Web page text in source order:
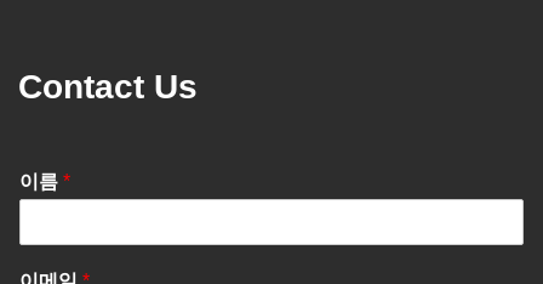
Contact Us
이름 *